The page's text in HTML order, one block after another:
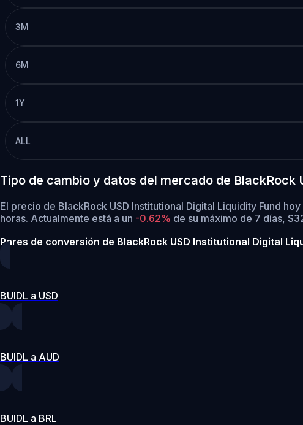
3M
6M
1Y
ALL
Tipo de cambio y datos del mercado de
El precio de BlackRock USD Institutional Digital Liquidity Fund
horas. Actualmente está a un -0.62% de su máximo de 7 días,
Pares de conversión de BlackRock USD Institutional Digital
BUIDL a USD
BUIDL a AUD
BUIDL a BRL